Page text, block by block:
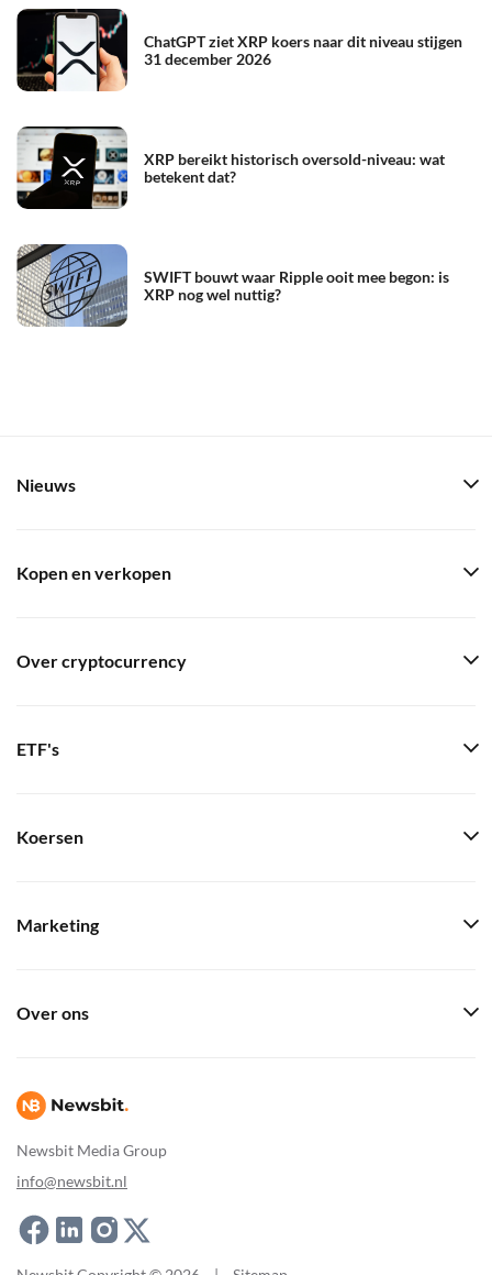
ChatGPT ziet XRP koers naar dit niveau stijgen
31 december 2026
XRP bereikt historisch oversold-niveau: wat
betekent dat?
SWIFT bouwt waar Ripple ooit mee begon: is
XRP nog wel nuttig?
Newsbit Media Group
info@newsbit.nl
Nieuws
Kopen en verkopen
Over cryptocurrency
ETF's
Koersen
Marketing
Over ons